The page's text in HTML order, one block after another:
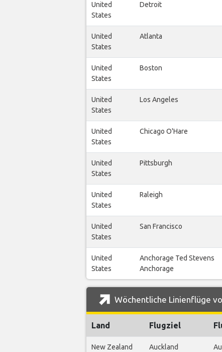
United
States
Detroit
United
States
Atlanta
United
States
Boston
United
States
Los Angeles
United
States
Chicago O'Hare
United
States
Pittsburgh
United
States
Raleigh
United
States
San Francisco
United
States
Anchorage Ted Stevens
Anchorage
Wöchentliche Linienflüge
Land Flugziel
New Zealand Auckland